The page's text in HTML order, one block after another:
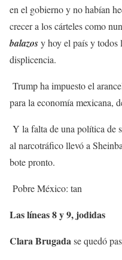
en el gobierno y no habían
crecer a los cárteles como
balazosy hoy el país y todos
displicencia.
Trump ha impuesto el
para la economía mexicana,
Y la falta de una política de
al narcotráfico llevó a
bote pronto.
Pobre México: tan
Las líneas 8 y 9, jodidas
Clara Brugadase quedó